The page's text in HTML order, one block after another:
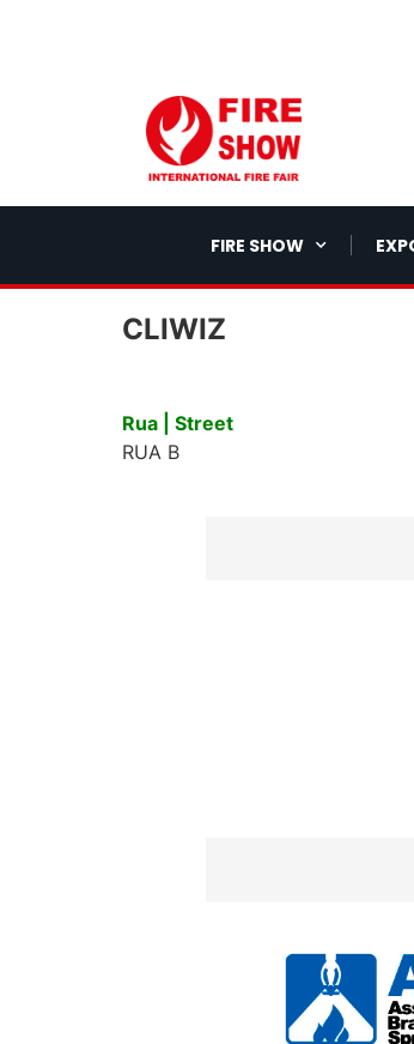
FIRE SHOW
CLIWIZ
Rua | Street
RUA B